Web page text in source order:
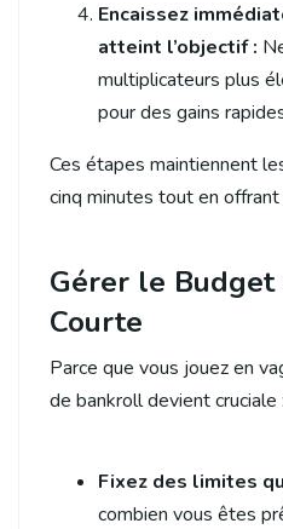
Encaissez
atteint l’objectif :
multiplicateurs plus
pour des gains
Ces étapes maintiennent
cinq minutes tout en
Gérer le Budget
Courte
Parce que vous jouez en
de bankroll devient cruciale :
Fixez des limites
combien vous êtes